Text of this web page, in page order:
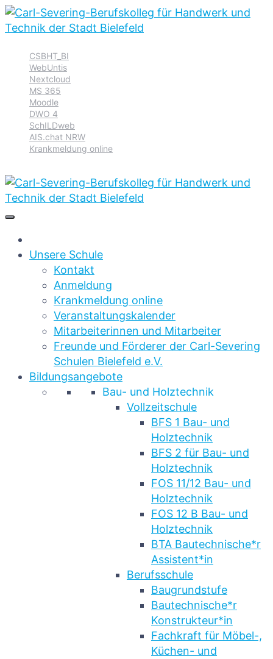
Hauptnavigation
springen
Inhalt
springen
Footer
springen
CSBHT_BI
WebUntis
Nextcloud
MS 365
Moodle
DWO 4
SchILDweb
AIS.chat NRW
Krankmeldung online
Unsere Schule
Kontakt
Anmeldung
Krankmeldung online
Veranstaltungskalender
Mitarbeiterinnen und Mitarbeiter
Freunde und Förderer der Carl-Severing
Schulen Bielefeld e.V.
Bildungsangebote
Bau- und Holztechnik
Vollzeitschule
BFS 1 Bau- und
Holztechnik
BFS 2 für Bau- und
Holztechnik
FOS 11/12 Bau- und
Holztechnik
FOS 12 B Bau- und
Holztechnik
BTA Bautechnische*r
Assistent*in
Berufsschule
Baugrundstufe
Bautechnische*r
Konstrukteur*in
Fachkraft für Möbel-,
Küchen- und